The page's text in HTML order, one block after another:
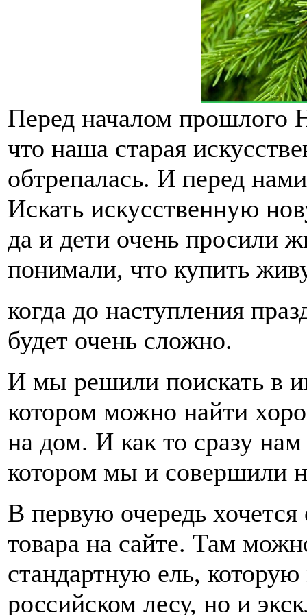
Перед началом прошлого
что наша старая
обтрепалась. И перед
Искать искусственную
да и дети очень просили
понимали, что купить
когда до наступления
будет очень сложно.
И мы решили поискать в
котором можно найти
на дом. И как то сразу
котором мы и совершили
В первую очередь
товара на сайте. Там
стандартную ель,
российском лесу, но и